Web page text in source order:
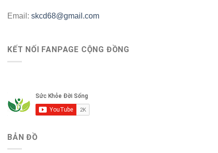
Email: skcd68@gmail.com
KẾT NỐI FANPAGE CỘNG ĐỒNG
BẢN ĐỒ